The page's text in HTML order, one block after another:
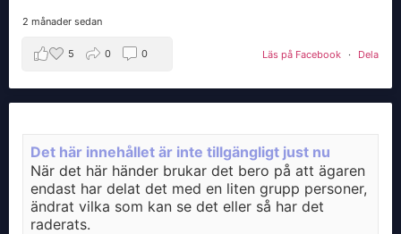
2 månader sedan
Läs på Facebook · Dela
5 0 0
Det här innehållet är inte tillgängligt just nu
När det här händer brukar det bero på att ägaren
endast har delat det med en liten grupp personer,
ändrat vilka som kan se det eller så har det
raderats.